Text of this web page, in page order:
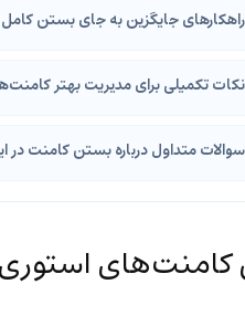
راهکارهای جایگزین به جای بستن
نکات تکمیلی برای مدیریت بهتر
سوالات متداول درباره بستن کامنت در
استوری